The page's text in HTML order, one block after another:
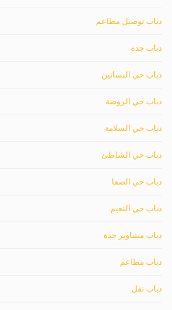
دباب توصيل مطاعم
دباب جدة
دباب حي البساتين
دباب حي الروضة
دباب حي السلامة
دباب حي الشاطئ
دباب حي الصفا
دباب حي النعيم
دباب مشاوير جدة
دباب مطاعم
دباب نقل